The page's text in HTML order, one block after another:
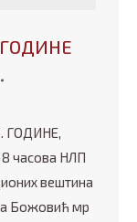
ГОДИНЕ,
часова НЛП
вештина
Божовић мр